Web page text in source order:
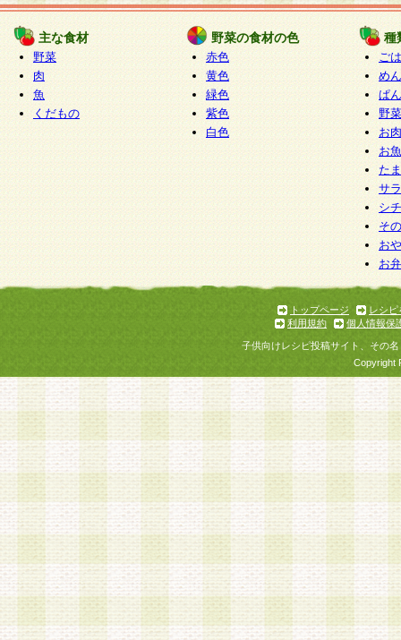
主な食材
野菜
肉
魚
くだもの
野菜の食材の色
赤色
黄色
緑色
紫色
白色
種
ご
めん
ぱん
野
お
お
た
サ
シ
そ
お
お
トップページ
レシピ
利用規約
個人情報保
子供向けレシピ投稿サイト、その
Copyright